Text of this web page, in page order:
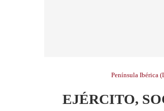
Península Ibérica
EJÉRCITO,